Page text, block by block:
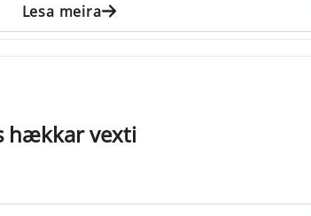
Lesa meira
hækkar vexti